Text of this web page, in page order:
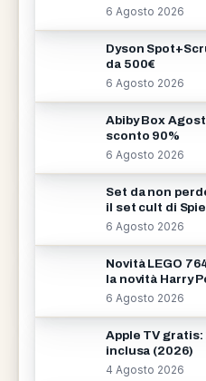
6 Agosto 2026
Dyson
da 500€
6 Agosto 2026
Abiby Box
sconto 90%
6 Agosto 2026
Set da non
il set cult di
6 Agosto 2026
Novità LEGO
la novità Harry
6 Agosto 2026
Apple TV gratis:
inclusa (2026)
4 Agosto 2026